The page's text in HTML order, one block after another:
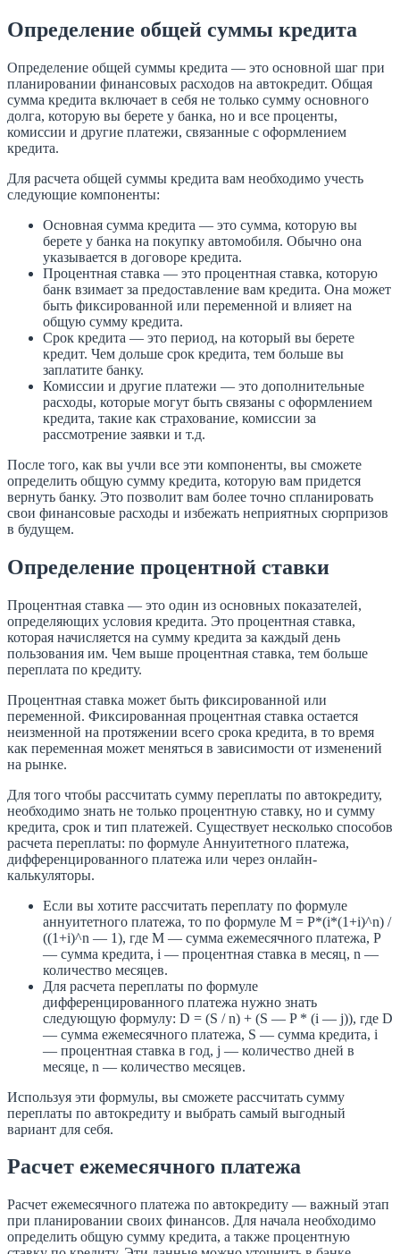
Определение общей суммы кредита
Определение общей суммы кредита — это основной шаг при
планировании финансовых расходов на автокредит. Общая
сумма кредита включает в себя не только сумму основного
долга, которую вы берете у банка, но и все проценты,
комиссии и другие платежи, связанные с оформлением
кредита.
Для расчета общей суммы кредита вам необходимо учесть
следующие компоненты:
Основная сумма кредита — это сумма, которую вы
берете у банка на покупку автомобиля. Обычно она
указывается в договоре кредита.
Процентная ставка — это процентная ставка, которую
банк взимает за предоставление вам кредита. Она может
быть фиксированной или переменной и влияет на
общую сумму кредита.
Срок кредита — это период, на который вы берете
кредит. Чем дольше срок кредита, тем больше вы
заплатите банку.
Комиссии и другие платежи — это дополнительные
расходы, которые могут быть связаны с оформлением
кредита, такие как страхование, комиссии за
рассмотрение заявки и т.д.
После того, как вы учли все эти компоненты, вы сможете
определить общую сумму кредита, которую вам придется
вернуть банку. Это позволит вам более точно спланировать
свои финансовые расходы и избежать неприятных сюрпризов
в будущем.
Определение процентной ставки
Процентная ставка — это один из основных показателей,
определяющих условия кредита. Это процентная ставка,
которая начисляется на сумму кредита за каждый день
пользования им. Чем выше процентная ставка, тем больше
переплата по кредиту.
Процентная ставка может быть фиксированной или
переменной. Фиксированная процентная ставка остается
неизменной на протяжении всего срока кредита, в то время
как переменная может меняться в зависимости от изменений
на рынке.
Для того чтобы рассчитать сумму переплаты по автокредиту,
необходимо знать не только процентную ставку, но и сумму
кредита, срок и тип платежей. Существует несколько способов
расчета переплаты: по формуле Аннуитетного платежа,
дифференцированного платежа или через онлайн-
калькуляторы.
Если вы хотите рассчитать переплату по формуле
аннуитетного платежа, то по формуле M = P*(i*(1+i)^n) /
((1+i)^n — 1), где M — сумма ежемесячного платежа, P
— сумма кредита, i — процентная ставка в месяц, n —
количество месяцев.
Для расчета переплаты по формуле
дифференцированного платежа нужно знать
следующую формулу: D = (S / n) + (S — P * (i — j)), где D
— сумма ежемесячного платежа, S — сумма кредита, i
— процентная ставка в год, j — количество дней в
месяце, n — количество месяцев.
Используя эти формулы, вы сможете рассчитать сумму
переплаты по автокредиту и выбрать самый выгодный
вариант для себя.
Расчет ежемесячного платежа
Расчет ежемесячного платежа по автокредиту — важный этап
при планировании своих финансов. Для начала необходимо
определить общую сумму кредита, а также процентную